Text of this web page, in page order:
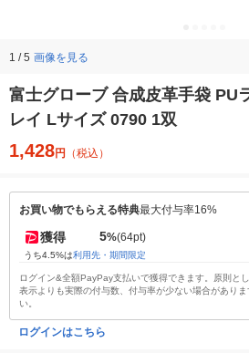
1 / 5 画像を見る
富士グローブ 合成皮革手袋 PU
レイ Lサイズ 0790 1双
1,428円 （税込）
お買い物でもらえる特典最大付与率16%
獲得 5%(64pt)
うち4.5%は利用先・期間限定
ログイン&全額PayPay支払いで獲得できます。原則と
表示よりも実際の付与数、付与率が少ない場合があり
い。
ログインはこちら